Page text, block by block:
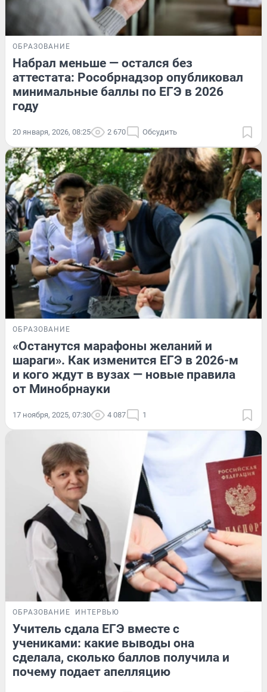
ОБРАЗОВАНИЕ
Набрал меньше — остался без
аттестата: Рособрнадзор опубликовал
минимальные баллы по ЕГЭ в 2026
году
20 января, 2026, 08:25 2 670 Обсудить
ОБРАЗОВАНИЕ
«Останутся марафоны желаний и
шараги». Как изменится ЕГЭ в 2026-м
и кого ждут в вузах — новые правила
от Минобрнауки
17 ноября, 2025, 07:30 4 087 1
ОБРАЗОВАНИЕ ИНТЕРВЬЮ
Учитель сдала ЕГЭ вместе с
учениками: какие выводы она
сделала, сколько баллов получила и
почему подает апелляцию